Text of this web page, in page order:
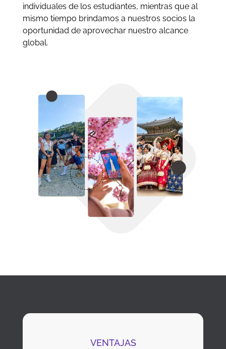
individuales de los estudiantes, mientras que al
mismo tiempo brindamos a nuestros socios la
oportunidad de aprovechar nuestro alcance
global.
VENTAJAS